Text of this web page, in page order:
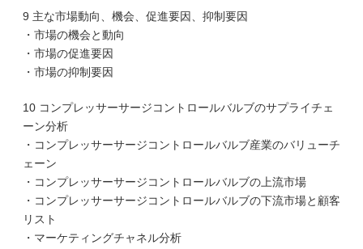
9 主な市場動向、機会、促進要因、抑制要因
・市場の機会と動向
・市場の促進要因
・市場の抑制要因
10 コンプレッサーサージコントロールバルブのサプライチェ
ーン分析
・コンプレッサーサージコントロールバルブ産業のバリューチ
ェーン
・コンプレッサーサージコントロールバルブの上流市場
・コンプレッサーサージコントロールバルブの下流市場と顧客
リスト
・マーケティングチャネル分析